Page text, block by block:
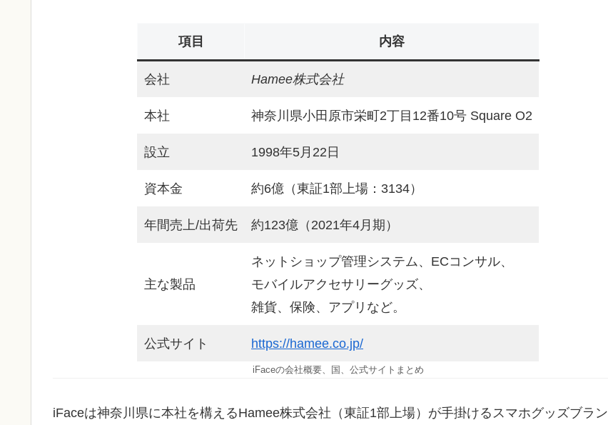
項目 内容
会社 Hamee株式会社
本社 神奈川県小田原市栄町2丁目12番10号 Square O2
設立 1998年5月22日
資本金 約6億（東証1部上場：3134）
年間売上/出荷先 約123億（2021年4月期）
主な製品
ネットショップ管理システム、ECコンサル、
モバイルアクセサリーグッズ、
雑貨、保険、アプリなど。
公式サイト https://hamee.co.jp/
iFaceの会社概要、国、公式サイトまとめ
iFaceは神奈川県に本社を構えるHamee株式会社（東証1部上場）が手掛けるスマホグッズブラン